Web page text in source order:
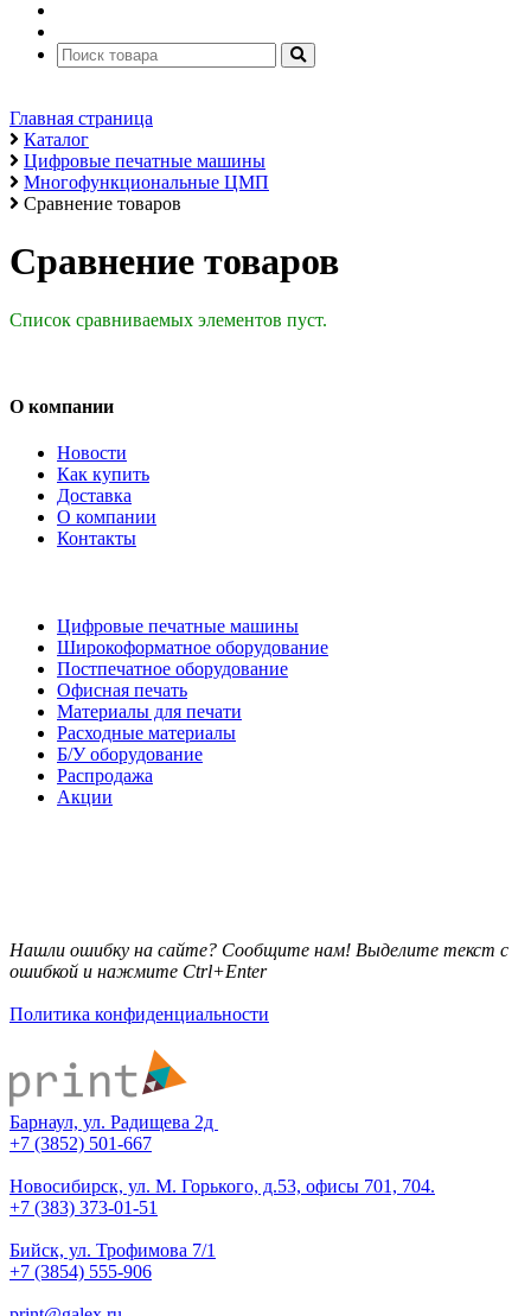
Главная страница
Каталог
Цифровые печатные машины
Многофункциональные ЦМП
Сравнение товаров
Сравнение товаров
Список сравниваемых элементов пуст.
О компании
Новости
Как купить
Доставка
О компании
Контакты
Цифровые печатные машины
Широкоформатное оборудование
Постпечатное оборудование
Офисная печать
Материалы для печати
Расходные материалы
Б/У оборудование
Распродажа
Акции
Нашли ошибку на сайте? Сообщите нам! Выделите текст с
ошибкой и нажмите Ctrl+Enter
Политика конфиденциальности
Барнаул, ул. Радищева 2д
+7 (3852) 501-667
Новосибирск, ул. М. Горького, д.53, офисы 701, 704.
+7 (383) 373-01-51
Бийск, ул. Трофимова 7/1
+7 (3854) 555-906